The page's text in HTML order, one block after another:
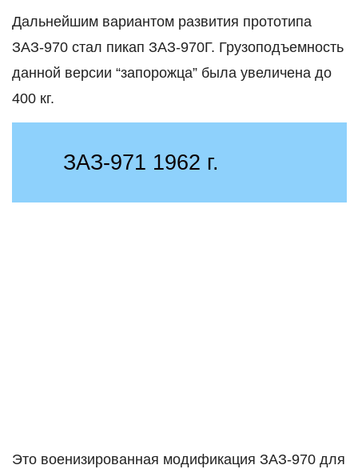
Дальнейшим вариантом развития прототипа
ЗАЗ-970 стал пикап ЗАЗ-970Г. Грузоподъемность
данной версии “запорожца” была увеличена до
400 кг.
ЗАЗ-971 1962 г.
Это военизированная модификация ЗАЗ-970 для